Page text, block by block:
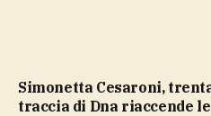
Simonetta Cesaroni, trentasei anni dopo una
traccia di Dna riaccende